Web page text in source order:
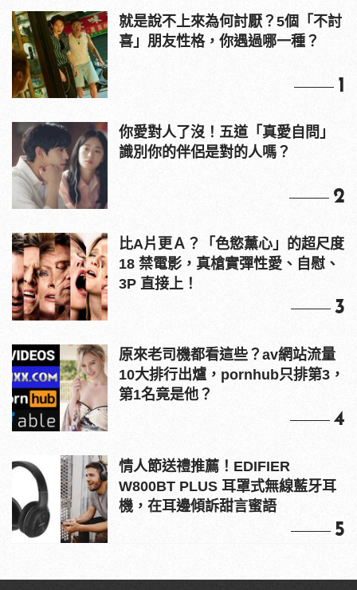
就是說不上來為何討厭？5個「不討
喜」朋友性格，你遇過哪一種？
1
你愛對人了沒！五道「真愛自問」
識別你的伴侶是對的人嗎？
2
比A片更Ａ？「色慾薰心」的超尺度
18 禁電影，真槍實彈性愛、自慰、
3P 直接上！
3
原來老司機都看這些？av網站流量
10大排行出爐，pornhub只排第3，
第1名竟是他？
4
情人節送禮推薦！EDIFIER
W800BT PLUS 耳罩式無線藍牙耳
機，在耳邊傾訴甜言蜜語
5